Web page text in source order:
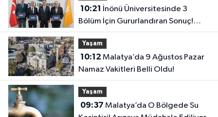
10:21
Bölüm İçin Gururlandıran Sonuç!
2028’e Kadar Geçerli
Yaşam
10:12
Namaz Vakitleri Belli Oldu!
Yaşam
09:37